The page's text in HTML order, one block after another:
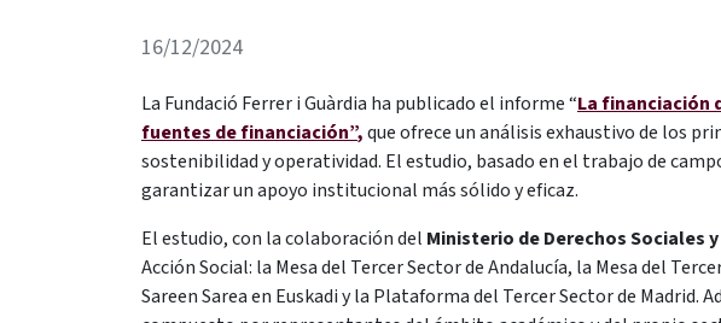
16/12/2024
La Fundació Ferrer i Guàrdia ha publicado el informe “La financiación
fuentes de financiación”,que ofrece un análisis exhaustivo de los
sostenibilidad y operatividad. El estudio, basado en el trabajo de
garantizar un apoyo institucional más sólido y eficaz.
El estudio, con la colaboración del Ministerio de Derechos Sociales y
Acción Social: la Mesa del Tercer Sector de Andalucía, la Mesa del
Sareen Sarea en Euskadi y la Plataforma del Tercer Sector de Madrid.